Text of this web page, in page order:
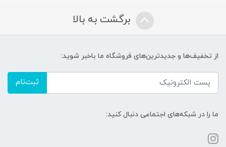
برگشت به بالا
از تخفیف‌ها و جدیدترین‌های فروشگاه ما باخبر شوید:
ثبت‌نام
ما را در شبکه‌های اجتماعی دنبال کنید: